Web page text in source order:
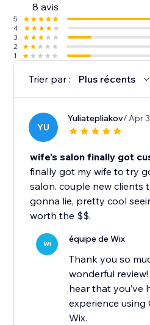
8 avis
5
4
3
2
1
Trier par : Plus récents
YU
Yuliatepliakov/ Apr
wife's salon finally got
finally got my wife to try
salon. couple new clients
gonna lie, pretty cool
worth the $$.
WI équipe de Wix
Thank you so
wonderful
hear that you’ve
experience using
Wix.